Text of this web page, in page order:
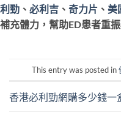
利勁 、 必利吉 、 奇力片 、 美
補充體力，幫助ED患者重
This entry was posted in
香港必利勁網購多少錢一